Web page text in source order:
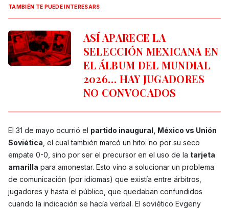
TAMBIÉN TE PUEDE INTERESARS
ASÍ APARECE LA
SELECCIÓN MEXICANA EN
EL ÁLBUM DEL MUNDIAL
2026… HAY JUGADORES
NO CONVOCADOS
El 31 de mayo ocurrió el partido inaugural, México vs Unión
Soviética , el cual también marcó un hito: no por su seco
empate 0-0, sino por ser el precursor en el uso de la tarjeta
amarilla para amonestar. Esto vino a solucionar un problema
de comunicación (por idiomas) que existía entre árbitros,
jugadores y hasta el público, que quedaban confundidos
cuando la indicación se hacía verbal. El soviético Evgeny